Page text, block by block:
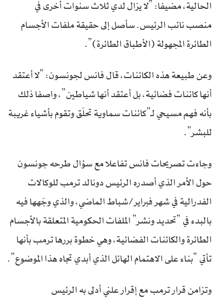
الحالية، مضيفا: “لا يزال لدي ثلاث سنوات أخرى في
منصب نائب الرئيس. سأصل إلى حقيقة ملفات الأجسام
الطائرة المجهولة (الأطباق الطائرة)”.
وعن طبيعة هذه الكائنات، قال فانس لجونسون: “لا أعتقد
أنها كائنات فضائية، بل أعتقد أنها شياطين”، واصفا ذلك
بأنه فهم مسيحي لـ”كائنات سماوية تحلّق وتقوم بأشياء غريبة
للبشر”.
وجاءت تصريحات فانس تفاعلا مع سؤال طرحه جونسون
حول الأمر الذي أصدره الرئيس دونالد ترمب للوكالات
الفدرالية في شهر فبراير/شباط الماضي، والذي وجّهها فيه
بالبدء في “تحديد ونشر” الملفات الحكومية المتعلقة بالأجسام
الطائرة والكائنات الفضائية، وهي خطوة بررها ترمب بأنها
تأتي “بناء على الاهتمام الهائل الذي أبدي تجاه هذا الموضوع”.
وتزامن قرار ترمب مع إقرار علني أدلى به الرئيس